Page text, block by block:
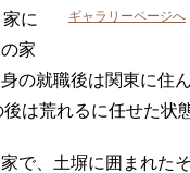
ギャラリーページへ
に
家
の就職後は関東に住
は荒れるに任せた状
で、土塀に囲まれた